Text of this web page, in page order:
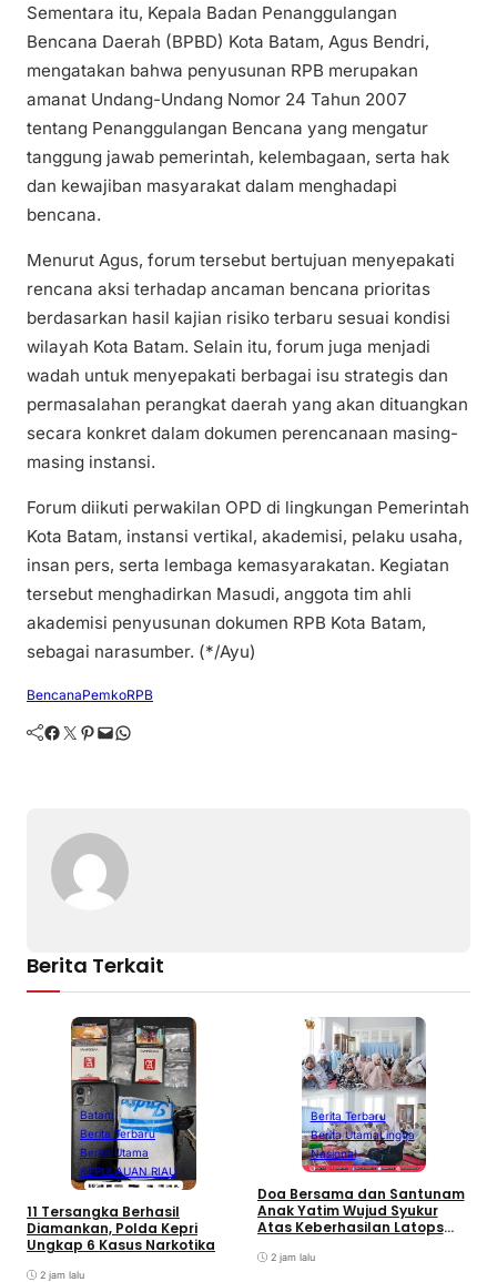
Sementara itu, Kepala Badan Penanggulangan
Bencana Daerah (BPBD) Kota Batam, Agus Bendri,
mengatakan bahwa penyusunan RPB merupakan
amanat Undang-Undang Nomor 24 Tahun 2007
tentang Penanggulangan Bencana yang mengatur
tanggung jawab pemerintah, kelembagaan, serta hak
dan kewajiban masyarakat dalam menghadapi
bencana.
Menurut Agus, forum tersebut bertujuan menyepakati
rencana aksi terhadap ancaman bencana prioritas
berdasarkan hasil kajian risiko terbaru sesuai kondisi
wilayah Kota Batam. Selain itu, forum juga menjadi
wadah untuk menyepakati berbagai isu strategis dan
permasalahan perangkat daerah yang akan dituangkan
secara konkret dalam dokumen perencanaan masing-
masing instansi.
Forum diikuti perwakilan OPD di lingkungan Pemerintah
Kota Batam, instansi vertikal, akademisi, pelaku usaha,
insan pers, serta lembaga kemasyarakatan. Kegiatan
tersebut menghadirkan Masudi, anggota tim ahli
akademisi penyusunan dokumen RPB Kota Batam,
sebagai narasumber. (*/Ayu)
BencanaPemkoRPB
Facebook Twitter Pinterest Mail WhatsApp
Berita Terkait
Batam
Berita Terbaru
Berita Utama
KEPULAUAN RIAU
11 Tersangka Berhasil
Diamankan, Polda Kepri
Ungkap 6 Kasus Narkotika
2 jam lalu
Berita Terbaru
Berita UtamaLingga
Nasional
Doa Bersama dan Santunam
Anak Yatim Wujud Syukur
Atas Keberhasilan Latops
Pembaretam Warga
2 jam lalu